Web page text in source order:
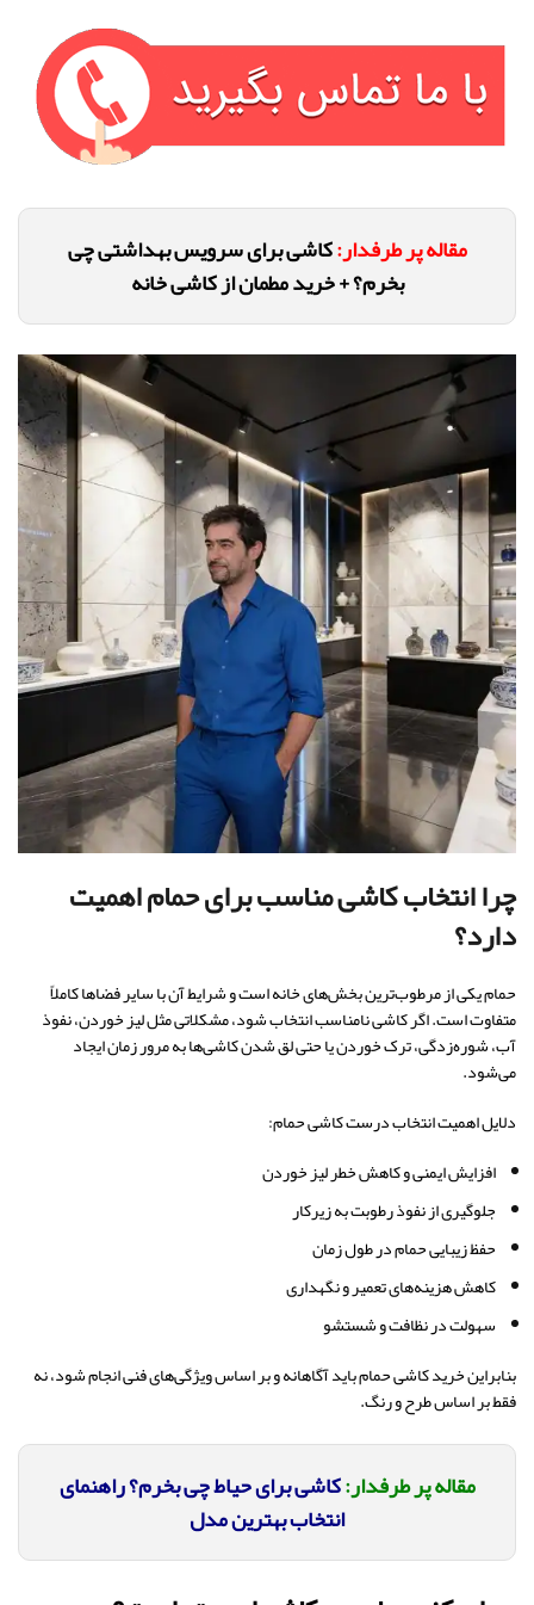
مقاله پر طرفدار:کاشی برای سرویس بهداشتی چی
بخرم؟ + خرید مطمان از کاشی خانه
چرا انتخاب کاشی مناسب برای حمام اهمیت
دارد؟
حمام یکی از مرطوب‌ترین بخش‌های خانه است و شرایط آن با سایر فضاها کاملاً
متفاوت است. اگر کاشی نامناسب انتخاب شود، مشکلاتی مثل لیز خوردن، نفوذ
آب، شوره‌زدگی، ترک خوردن یا حتی لق شدن کاشی‌ها به مرور زمان ایجاد
می‌شود.
دلایل اهمیت انتخاب درست کاشی حمام:
افزایش ایمنی و کاهش خطر لیز خوردن
جلوگیری از نفوذ رطوبت به زیرکار
حفظ زیبایی حمام در طول زمان
کاهش هزینه‌های تعمیر و نگهداری
سهولت در نظافت و شستشو
بنابراین خرید کاشی حمام باید آگاهانه و بر اساس ویژگی‌های فنی انجام شود، نه
فقط بر اساس طرح و رنگ.
مقاله پر طرفدار:کاشی برای حیاط چی بخرم؟ راهنمای
انتخاب بهترین مدل